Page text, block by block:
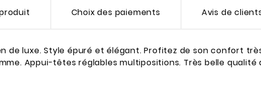
Choix des paiements Avis de
de luxe. Style épuré et élégant. Profitez de son confort
Appui-têtes réglables multipositions. Très belle